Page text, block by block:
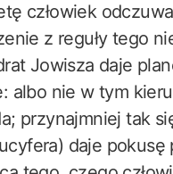
człowiek
z reguły tego
Jowisza daje
albo nie w tym
przynajmniej tak
daje